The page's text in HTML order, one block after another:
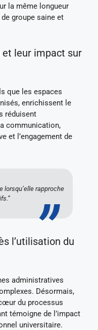
la même longueur
groupe saine et
leur impact sur
que les espaces
enrichissent le
réduisent
communication,
et l’engagement de
lorsqu’elle rapproche
l’utilisation du
administratives
Désormais,
du processus
témoigne de l’impact
universitaire.